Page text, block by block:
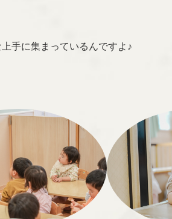
手に集まっているんですよ♪